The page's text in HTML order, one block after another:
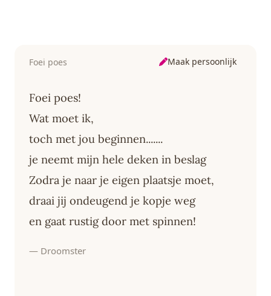
Foei poes Maak persoonlijk
Foei poes!
Wat moet ik,
toch met jou beginnen.......
je neemt mijn hele deken in beslag
Zodra je naar je eigen plaatsje moet,
draai jij ondeugend je kopje weg
en gaat rustig door met spinnen!
— Droomster